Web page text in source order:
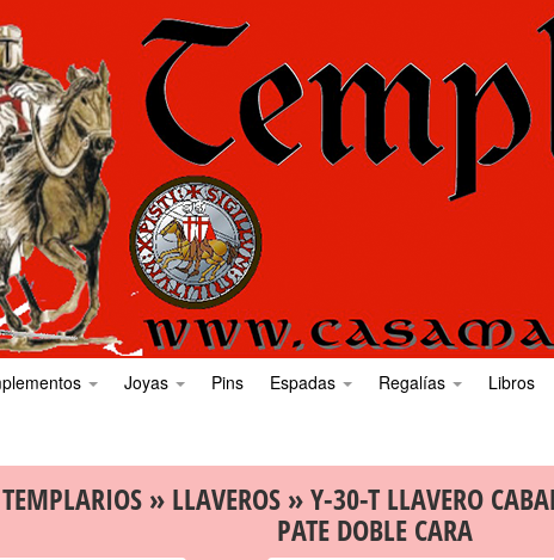
Joyas Pins Espadas Regalías Libros
TEMPLARIOS » LLAVEROS » Y-30-T LLAVERO
PATE DOBLE CARA